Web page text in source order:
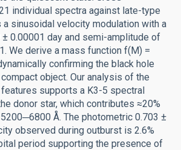
individual spectra against late-type
sinusoidal velocity modulation with a
0.00001 day and semi-amplitude of
We derive a mass function f(M) =
confirming the black hole
object. Our analysis of the
supports a K3-5 spectral
donor star, which contributes ≈20%
Å. The photometric 0.703 ±
observed during outburst is 2.6%
period supporting the presence of